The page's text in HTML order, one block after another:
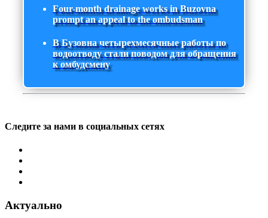
Four-month drainage works in Buzovna
prompt an appeal to the ombudsman
В Бузовна четырехмесячные работы по
водоотводу стали поводом для обращения
к омбудсмену
Следите за нами в социальных сетях
Актуально